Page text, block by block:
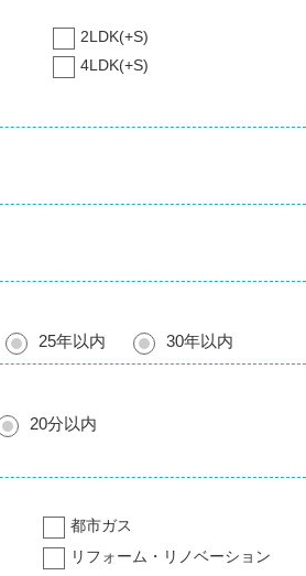
2LDK(+S)
4LDK(+S)
25年以内 30年以内
20分以内
都市ガス
リフォーム・リノベーション